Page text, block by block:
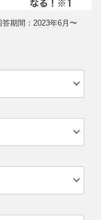
期間：2023年6月〜